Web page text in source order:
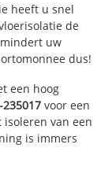
heeft u snel
de
uw
dus!
een hoog
voor een
van een
is immers